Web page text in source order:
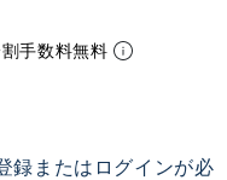
手数料無料
録またはログインが必